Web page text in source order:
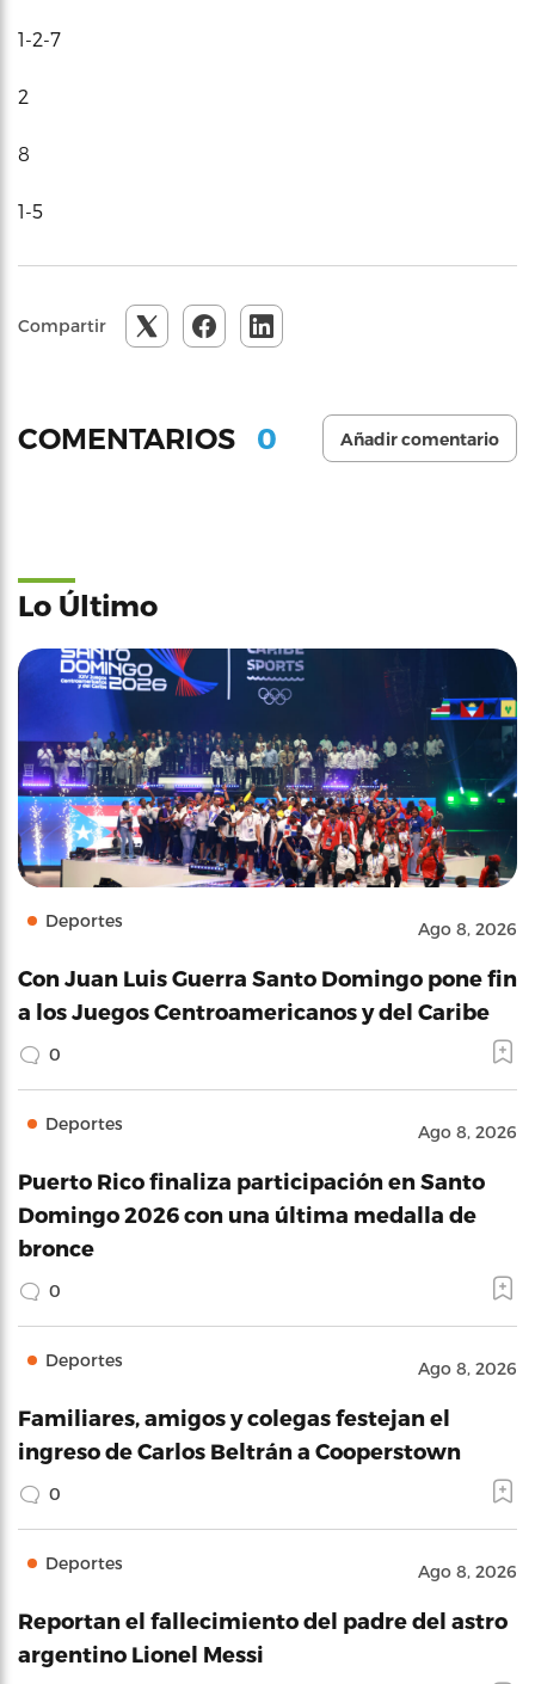
1-2-7
2
8
1-5
Compartir
COMENTARIOS 0 Añadir comentario
Lo Último
Deportes Ago 8, 2026
Con Juan Luis Guerra Santo Domingo pone fin
a los Juegos Centroamericanos y del Caribe
0
Deportes Ago 8, 2026
Puerto Rico finaliza participación en Santo
Domingo 2026 con una última medalla de
bronce
0
Deportes Ago 8, 2026
Familiares, amigos y colegas festejan el
ingreso de Carlos Beltrán a Cooperstown
0
Deportes Ago 8, 2026
Reportan el fallecimiento del padre del astro
argentino Lionel Messi